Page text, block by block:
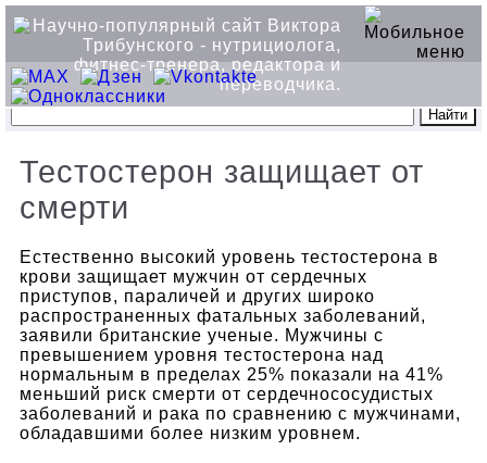
Тестостерон защищает от
смерти
Естественно высокий уровень тестостерона в
крови защищает мужчин от сердечных
приступов, параличей и других широко
распространенных фатальных заболеваний,
заявили британские ученые. Мужчины с
превышением уровня тестостерона над
нормальным в пределах 25% показали на 41%
меньший риск смерти от сердечнососудистых
заболеваний и рака по сравнению с мужчинами,
обладавшими более низким уровнем.